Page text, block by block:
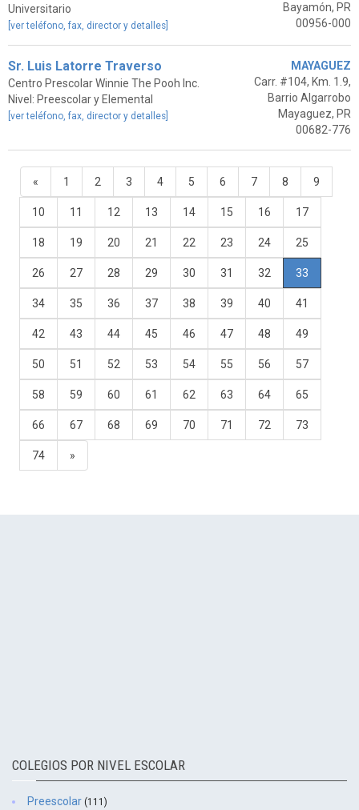
Universitario
[ver teléfono, fax, director y detalles]
Bayamón, PR
00956-000
Sr. Luis Latorre Traverso
Centro Prescolar Winnie The Pooh Inc.
Nivel: Preescolar y Elemental
[ver teléfono, fax, director y detalles]
MAYAGUEZ
Carr. #104, Km. 1.9,
Barrio Algarrobo
Mayaguez, PR
00682-776
« 1 2 3 4 5 6 7 8 9
10 11 12 13 14 15 16 17
18 19 20 21 22 23 24 25
26 27 28 29 30 31 32 33
34 35 36 37 38 39 40 41
42 43 44 45 46 47 48 49
50 51 52 53 54 55 56 57
58 59 60 61 62 63 64 65
66 67 68 69 70 71 72 73
74 »
COLEGIOS POR NIVEL ESCOLAR
Preescolar (111)